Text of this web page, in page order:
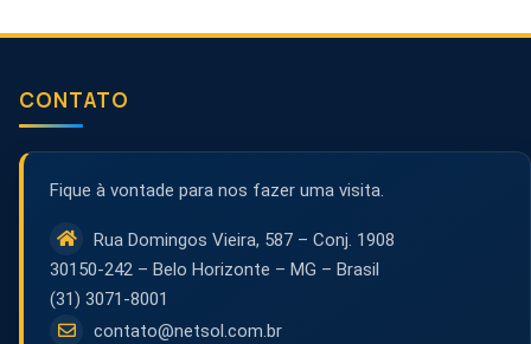
CONTATO
Fique à vontade para nos fazer uma visita.
Rua Domingos Vieira, 587 – Conj. 1908
30150-242 – Belo Horizonte – MG – Brasil
(31) 3071-8001
contato@netsol.com.br